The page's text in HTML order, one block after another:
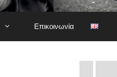
Επικοινωνία